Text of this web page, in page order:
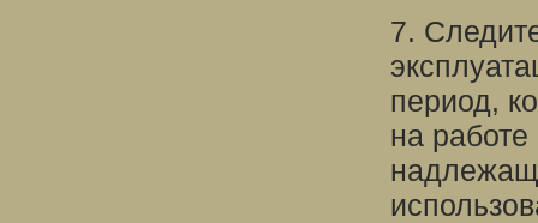
7.
период,
на